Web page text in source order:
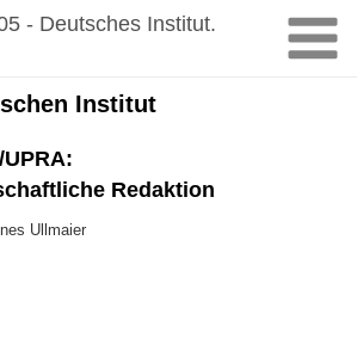
- Deutsches Institut.
Institut
UPRA:
Redaktion
Ullmaier